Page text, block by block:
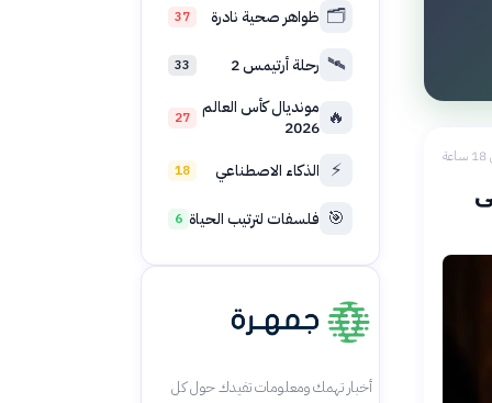
🗂️ ظواهر صحية نادرة 37
🛰️ رحلة أرتيمس 2 33
🔥 مونديال كأس العالم
2026
27
⚡ الذكاء الاصطناعي 18
🎯 فلسفات لترتيب الحياة 6
أخبار تهمك ومعلومات تفيدك حول كل